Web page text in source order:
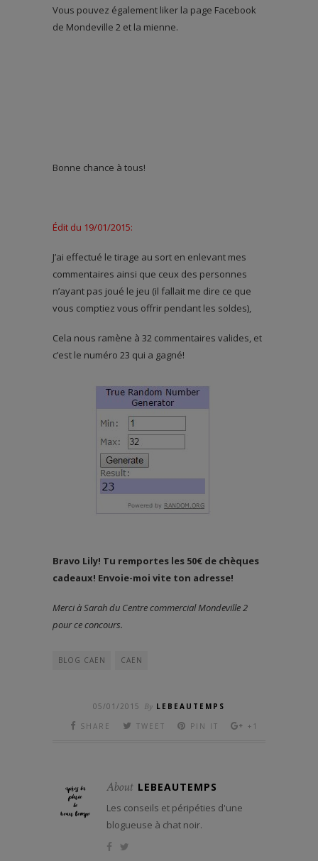
Vous pouvez également liker la page Facebook
de Mondeville 2 et la mienne.
Bonne chance à tous!
Édit du 19/01/2015:
J’ai effectué le tirage au sort en enlevant mes
commentaires ainsi que ceux des personnes
n’ayant pas joué le jeu (il fallait me dire ce que
vous comptiez vous offrir pendant les soldes),
Cela nous ramène à 32 commentaires valides, et
c’est le numéro 23 qui a gagné!
Bravo Lily! Tu remportes les 50€ de chèques
cadeaux! Envoie-moi vite ton adresse!
Merci à Sarah du Centre commercial Mondeville 2
pour ce concours.
BLOG CAEN CAEN
05/01/2015 By LEBEAUTEMPS
SHARE
TWEET PIN IT +1
About LEBEAUTEMPS
Les conseils et péripéties d'une
blogueuse à chat noir.